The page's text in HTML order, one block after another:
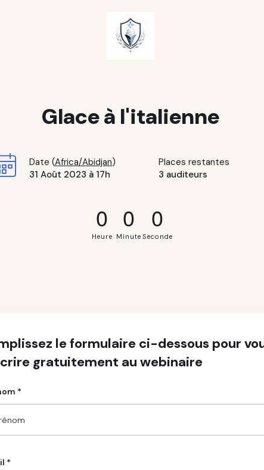
Glace à l'italienne
Date (Africa/Abidjan)
31 Août 2023 à 17h
Places restantes
3 auditeurs
0
Heure
0
Minute
0
Seconde
le formulaire ci-dessous pour
gratuitement au webinaire
*
*